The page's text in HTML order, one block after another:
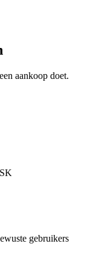
aankoop doet.
gebruikers